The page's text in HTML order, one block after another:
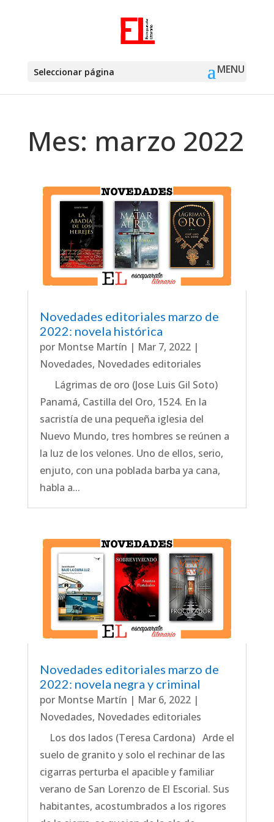
Seleccionar página
Mes: marzo 2022
Novedades editoriales marzo de
2022: novela histórica
por Montse Martín | Mar 7, 2022|
Novedades, Novedades editoriales
Lágrimas de oro (Jose Luis Gil Soto)
Panamá, Castilla del Oro, 1524. En la
sacristía de una pequeña iglesia del
Nuevo Mundo, tres hombres se reúnen a
la luz de los velones. Uno de ellos, serio,
enjuto, con una poblada barba ya cana,
habla a...
Novedades editoriales marzo de
2022: novela negra y criminal
por Montse Martín | Mar 6, 2022|
Novedades, Novedades editoriales
Los dos lados (Teresa Cardona) Arde el
suelo de granito y solo el rechinar de las
cigarras perturba el apacible y familiar
verano de San Lorenzo de El Escorial. Sus
habitantes, acostumbrados a los rigores